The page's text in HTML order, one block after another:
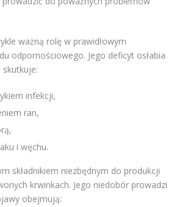
ważną rolę w prawidłowym
odpornościowego. Jego deficyt osłabia
infekcji,
ran,
i węchu.
składnikiem niezbędnym do produkcji
krwinkach. Jego niedobór prowadzi
obejmują: